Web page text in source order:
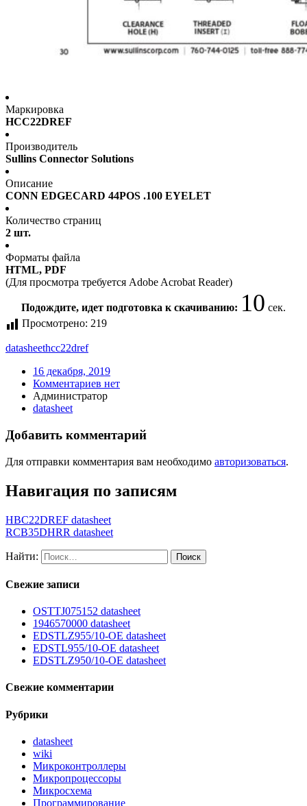
Маркировка
HCC22DREF
Производитель
Sullins Connector Solutions
Описание
CONN EDGECARD 44POS .100 EYELET
Количество страниц
2 шт.
Форматы файла
HTML, PDF
(Для просмотра требуется Adobe Acrobat Reader)
Подождите, идет подготовка к скачиванию: 10 сек.
Просмотрено: 219
datasheethcc22dref
16 декабря, 2019
Комментариев нет
Администратор
datasheet
Добавить комментарий
Для отправки комментария вам необходимо авторизоваться.
Навигация по записям
HBC22DREF datasheet
RCB35DHRR datasheet
Найти:
Свежие записи
OSTTJ075152 datasheet
1946570000 datasheet
EDSTLZ955/10-OE datasheet
EDSTL955/10-OE datasheet
EDSTLZ950/10-OE datasheet
Свежие комментарии
Рубрики
datasheet
wiki
Микроконтроллеры
Микропроцессоры
Микросхема
Программирование